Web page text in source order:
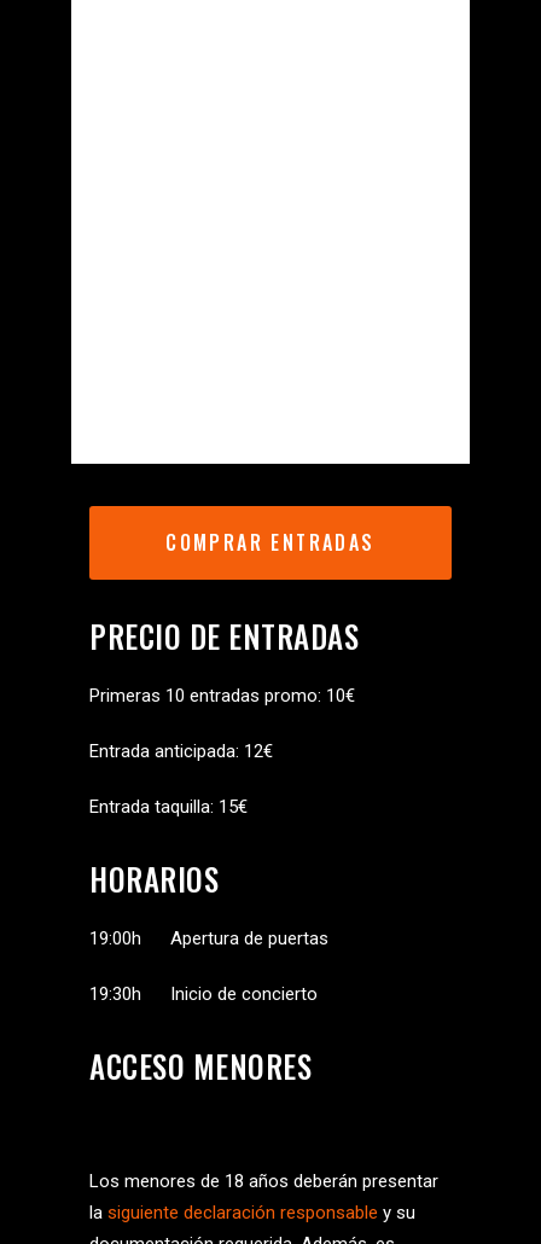
COMPRAR ENTRADAS
PRECIO DE ENTRADAS
Primeras 10 entradas promo: 10€
Entrada anticipada: 12€
Entrada taquilla: 15€
HORARIOS
19:00h Apertura de puertas
19:30h Inicio de concierto
ACCESO MENORES
Los menores de 18 años deberán presentar
la siguiente declaración responsable y su